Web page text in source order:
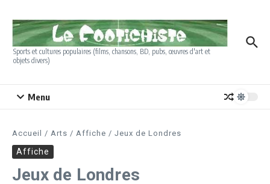
Sports et cultures populaires (films, chansons, BD, pubs, œuvres d'art et
objets divers)
Menu
Accueil / Arts / Affiche / Jeux de Londres
Affiche
Jeux de Londres